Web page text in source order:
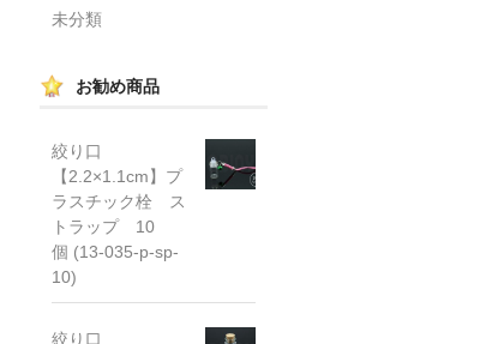
未分類
お勧め商品
絞り口
【2.2×1.1cm】プ
ラスチック栓 ス
トラップ 10
個 (13-035-p-sp-
10)
絞り口